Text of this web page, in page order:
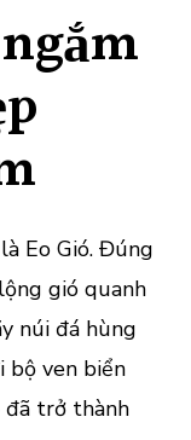
Eo Gió. Đúng
gió quanh
núi đá hùng
bộ ven biển
đã trở thành